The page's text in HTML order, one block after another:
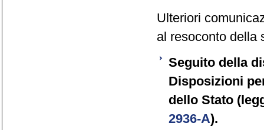
Ulteriori
al resoconto della
Seguito della
Disposizioni
dello Stato
2936-A).